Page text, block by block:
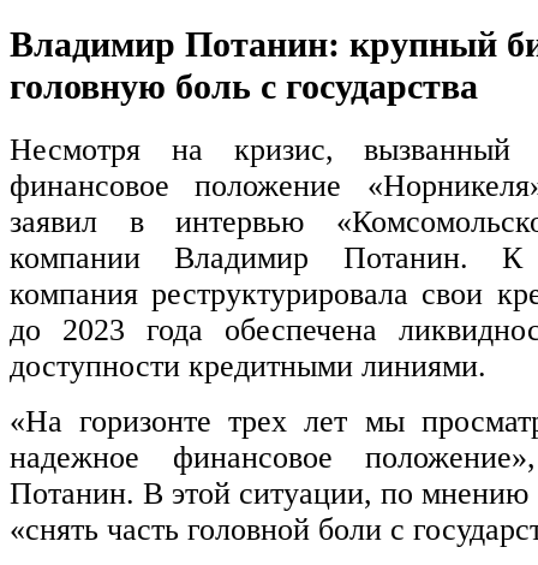
Владимир Потанин: крупный
головную боль с государства
Несмотря на кризис, вызванный
финансовое положение
заявил в интервью
компании Владимир Потанин. К
компания реструктурировала свои
до 2023 года обеспечена
доступности кредитными линиями.
«На горизонте трех лет мы
надежное финансовое
Потанин. В этой ситуации, по мнению
«снять часть головной боли с